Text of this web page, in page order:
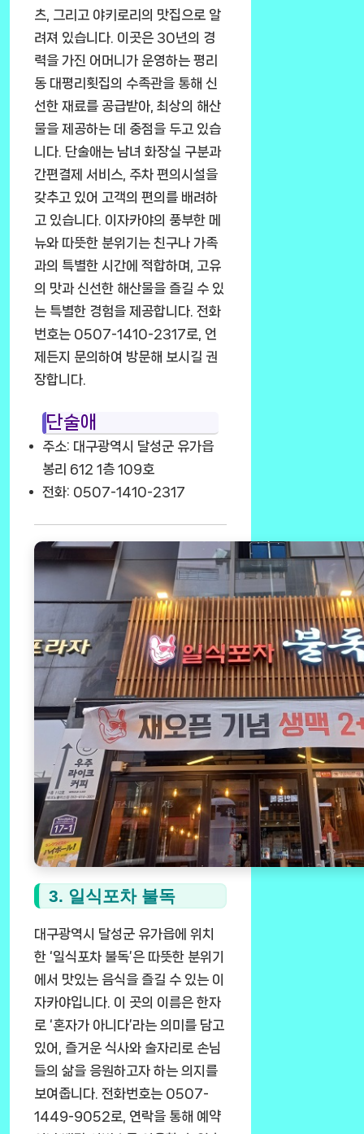
츠, 그리고 야키로리의 맛집으로 알
려져 있습니다. 이곳은 30년의 경
력을 가진 어머니가 운영하는 평리
동 대평리횟집의 수족관을 통해 신
선한 재료를 공급받아, 최상의 해산
물을 제공하는 데 중점을 두고 있습
니다. 단술애는 남녀 화장실 구분과
간편결제 서비스, 주차 편의시설을
갖추고 있어 고객의 편의를 배려하
고 있습니다. 이자카야의 풍부한 메
뉴와 따뜻한 분위기는 친구나 가족
과의 특별한 시간에 적합하며, 고유
의 맛과 신선한 해산물을 즐길 수 있
는 특별한 경험을 제공합니다. 전화
번호는 0507-1410-2317로, 언
제든지 문의하여 방문해 보시길 권
장합니다.
단술애
주소: 대구광역시 달성군 유가읍
봉리 612 1층 109호
전화: 0507-1410-2317
3. 일식포차 불독
대구광역시 달성군 유가읍에 위치
한 ‘일식포차 불독’은 따뜻한 분위기
에서 맛있는 음식을 즐길 수 있는 이
자카야입니다. 이 곳의 이름은 한자
로 ‘혼자가 아니다’라는 의미를 담고
있어, 즐거운 식사와 술자리로 손님
들의 삶을 응원하고자 하는 의지를
보여줍니다. 전화번호는 0507-
1449-9052로, 연락을 통해 예약